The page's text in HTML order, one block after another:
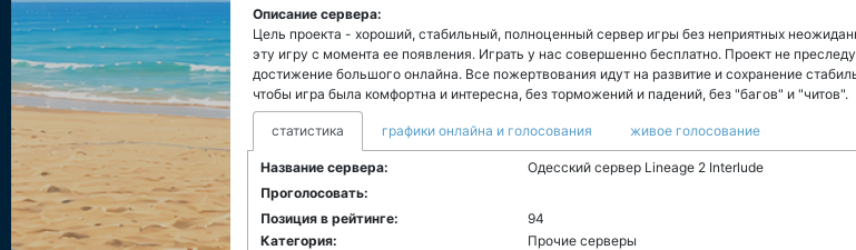
Описание сервера:
Цель проекта - хороший, стабильный, полноценный сервер игры без неприятных
эту игру с момента ее появления. Играть у нас совершенно бесплатно. Проект не
достижение большого онлайна. Все пожертвования идут на развитие и сохранение
чтобы игра была комфортна и интересна, без торможений и падений, без "багов" и "читов".
статистика графики онлайна и голосования живое голосование
Название сервера:
Одесский сервер Lineage 2 Interlude
Проголосовать:
Позиция в рейтинге:
94
Категория:
Прочие серверы